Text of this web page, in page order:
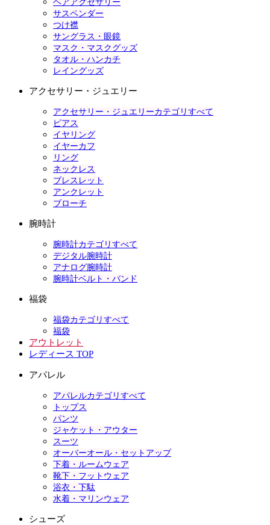
ヘアアクセサリー
サスペンダー
つけ襟
サングラス・眼鏡
マスク・マスクグッズ
タオル・ハンカチ
レイングッズ
アクセサリー・ジュエリー
アクセサリー・ジュエリーカテゴリすべて
ピアス
イヤリング
イヤーカフ
リング
ネックレス
ブレスレット
アンクレット
ブローチ
腕時計
腕時計カテゴリすべて
デジタル腕時計
アナログ腕時計
腕時計ベルト・バンド
福袋
福袋カテゴリすべて
福袋
アウトレット
レディース TOP
アパレル
アパレルカテゴリすべて
トップス
パンツ
ジャケット・アウター
スーツ
オーバーオール・セットアップ
下着・ルームウェア
靴下・フットウェア
浴衣・下駄
水着・マリンウェア
シューズ